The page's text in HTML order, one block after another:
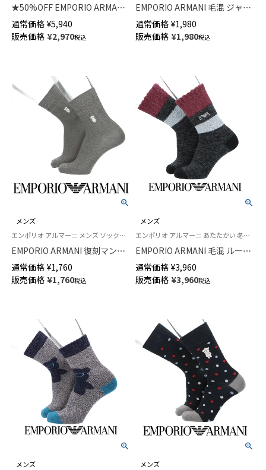
★50%OFF EMPORIO ARMANI
MEGALOGO メガロゴ ボクサー
パンツ 【S/M/L】 前閉じ EUサイ
ズ メンズ 54059781
通常価格 ¥5,940
販売価格 ¥2,970税込
EMPORIO ARMANI 毛混 ジャガ
ードチェックマンガベア刺繍 ミ
ドル丈 カジュアル ソックス メ
ンズ 日本製 02345173
通常価格 ¥1,980
販売価格 ¥1,980税込
メンズ
エンポリオ アルマーニ メンズ ソックス 靴下
EMPORIO ARMANI 復刻マンガ
ベア刺繍 ミドル丈 カジュアル
ソックス メンズ 02342438
通常価格 ¥1,760
販売価格 ¥1,760税込
メンズ
エンポリオ アルマーニ あたたかい 冬用 靴下
EMPORIO ARMANI 毛混 ルーム
ソックス タクテルモール evaイ
ーグル刺繍 足底滑り止め付 ク
ルー丈 日本製 メンズ 02345875
通常価格 ¥3,960
販売価格 ¥3,960税込
メンズ
メンズ